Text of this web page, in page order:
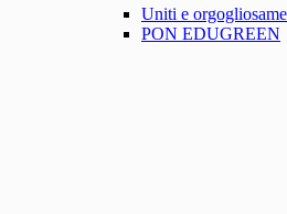
Uniti e
PON EDUGREEN